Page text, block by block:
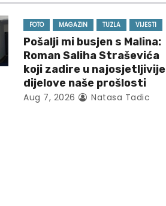
FOTO MAGAZIN TUZLA VIJESTI
Pošalji mi busjen s Malina:
Roman Saliha Straševića
koji zadire u najosjetljivije
dijelove naše prošlosti
Aug 7, 2026 Natasa Tadic